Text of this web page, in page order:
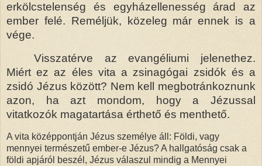
erkölcstelenség és egyházellenesség árad az
ember felé. Reméljük, közeleg már ennek is a
vége.
Visszatérve az evangéliumi jelenethez.
Miért ez az éles vita a zsinagógai zsidók és a
zsidó Jézus között? Nem kell megbotránkoznunk
azon, ha azt mondom, hogy a Jézussal
vitatkozók magatartása érthető és menthető.
A vita középpontján Jézus személye áll: Földi, vagy
mennyei természetű ember-e Jézus? A hallgatóság csak a
földi apjáról beszél, Jézus válaszul mindig a Mennyei